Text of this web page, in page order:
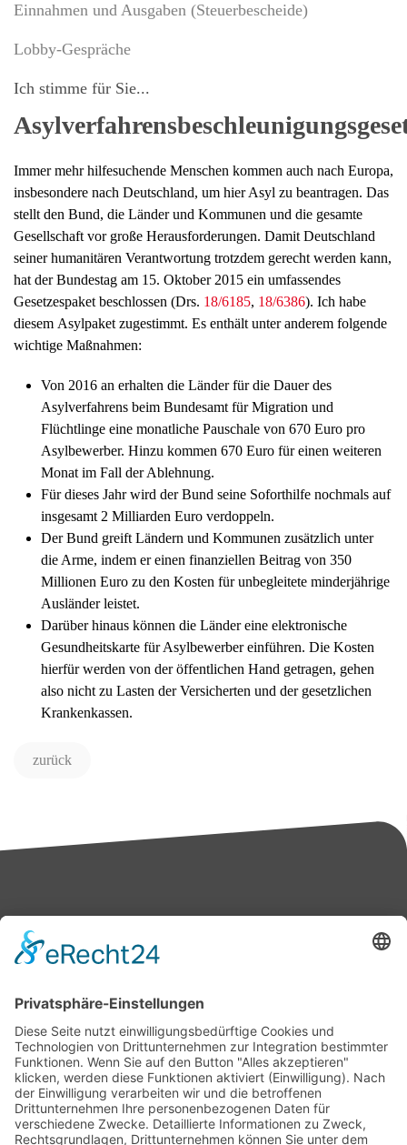
Einnahmen und Ausgaben (Steuerbescheide)
Lobby-Gespräche
Ich stimme für Sie...
Immer mehr hilfesuchende Menschen kommen auch nach Europa,
insbesondere nach Deutschland, um hier Asyl zu beantragen. Das
stellt den Bund, die Länder und Kommunen und die gesamte
Gesellschaft vor große Herausforderungen. Damit Deutschland
seiner humanitären Verantwortung trotzdem gerecht werden kann,
hat der Bundestag am 15. Oktober 2015 ein umfassendes
Gesetzespaket beschlossen (Drs. 18/6185, 18/6386). Ich habe
diesem Asylpaket zugestimmt. Es enthält unter anderem folgende
wichtige Maßnahmen:
Von 2016 an erhalten die Länder für die Dauer des
Asylverfahrens beim Bundesamt für Migration und
Flüchtlinge eine monatliche Pauschale von 670 Euro pro
Asylbewerber. Hinzu kommen 670 Euro für einen weiteren
Monat im Fall der Ablehnung.
Für dieses Jahr wird der Bund seine Soforthilfe nochmals auf
insgesamt 2 Milliarden Euro verdoppeln.
Der Bund greift Ländern und Kommunen zusätzlich unter
die Arme, indem er einen finanziellen Beitrag von 350
Millionen Euro zu den Kosten für unbegleitete minderjährige
Ausländer leistet.
Darüber hinaus können die Länder eine elektronische
Gesundheitskarte für Asylbewerber einführen. Die Kosten
hierfür werden von der öffentlichen Hand getragen, gehen
also nicht zu Lasten der Versicherten und der gesetzlichen
Krankenkassen.
zurück
Mitglied des Deutschen Bundestages
Presse & Downloads
Pressemitteilungen
Pressefotos